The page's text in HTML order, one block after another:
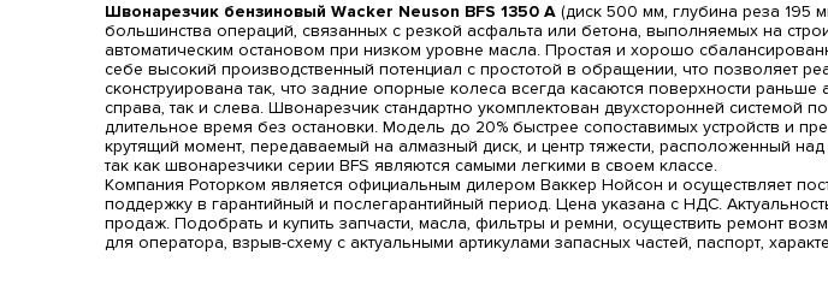
Швонарезчик бензиновый Wacker Neuson BFS 1350 A (диск 500 мм, глубина реза 195
большинства операций, связанных с резкой асфальта или бетона, выполняемых на
автоматическим остановом при низком уровне масла. Простая и хорошо
себе высокий производственный потенциал с простотой в обращении, что позволяет
сконструирована так, что задние опорные колеса всегда касаются поверхности
справа, так и слева. Швонарезчик стандартно укомплектован двухсторонней
длительное время без остановки. Модель до 20% быстрее сопоставимых устройств и
крутящий момент, передаваемый на алмазный диск, и центр тяжести, расположенный
так как швонарезчики серии BFS являются самыми легкими в своем классе.
Компания Роторком является официальным дилером Ваккер Нойсон и осуществляет
поддержку в гарантийный и послегарантийный период. Цена указана с НДС.
продаж. Подобрать и купить запчасти, масла, фильтры и ремни, осуществить ремонт
для оператора, взрыв-схему с актуальными артикулами запасных частей, паспорт,